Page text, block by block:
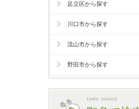
足立区から探す
川口市から探す
流山市から探す
野田市から探す